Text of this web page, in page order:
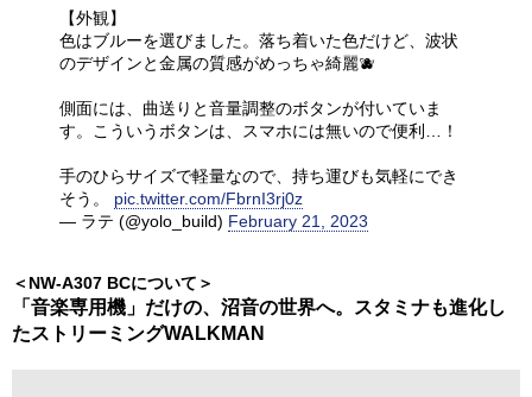
【外観】
色はブルーを選びました。落ち着いた色だけど、波状
のデザインと金属の質感がめっちゃ綺麗🫐
側面には、曲送りと音量調整のボタンが付いていま
す。こういうボタンは、スマホには無いので便利…！
手のひらサイズで軽量なので、持ち運びも気軽にでき
そう。 pic.twitter.com/FbrnI3rj0z
― ラテ (@yolo_build) February 21, 2023
＜NW-A307 BCについて＞
「音楽専用機」だけの、沼音の世界へ。スタミナも進化し
たストリーミングWALKMAN